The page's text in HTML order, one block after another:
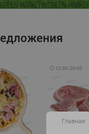
🕘 12:00-20:00
Главная